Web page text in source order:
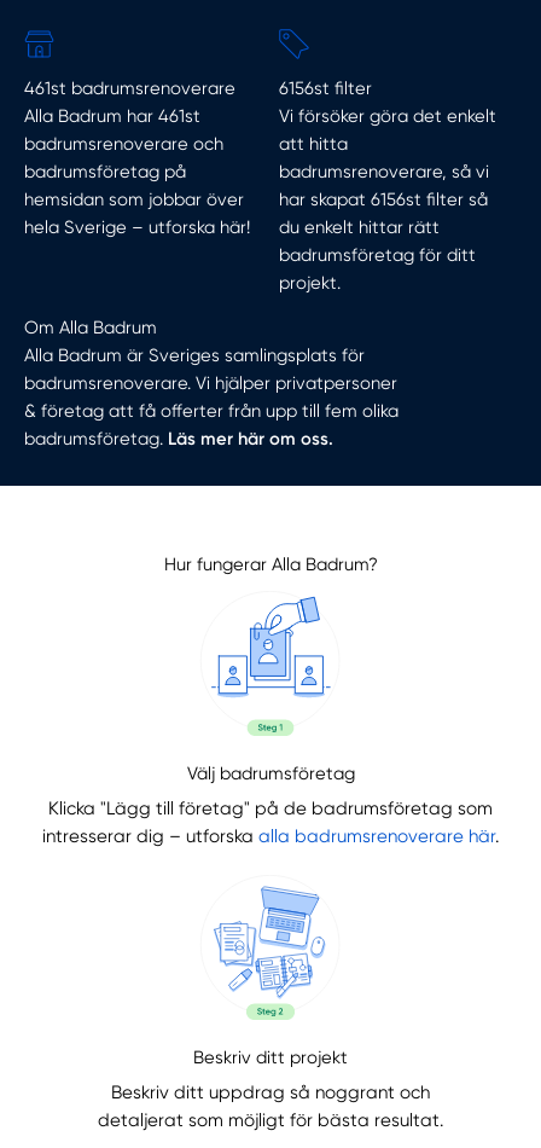
461st badrumsrenoverare
Alla Badrum har 461st
badrumsrenoverare och
badrumsföretag på
hemsidan som jobbar över
hela Sverige –utforska här!
6156st filter
Vi försöker göra det enkelt
att hitta
badrumsrenoverare, så vi
har skapat 6156st filter så
du enkelt hittar rätt
badrumsföretag för ditt
projekt.
Om Alla Badrum
Alla Badrum är Sveriges samlingsplats för
badrumsrenoverare. Vi hjälper privatpersoner
& företag att få offerter från upp till fem olika
badrumsföretag. Läs mer här om oss.
Hur fungerar Alla Badrum?
Välj badrumsföretag
Klicka "Lägg till företag" på de badrumsföretag som
intresserar dig – utforska alla badrumsrenoverare här.
Beskriv ditt projekt
Beskriv ditt uppdrag så noggrant och
detaljerat som möjligt för bästa resultat.